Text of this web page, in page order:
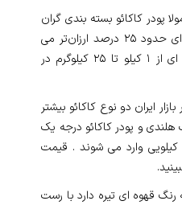
پودر کاکائو بسته بندی گران
است . قیمت پودر کاکائو فله ای حدود ۲۵ درصد ارزان‌تر می
باشد . قیمت پودر کاکائو فله ای از ۱ کیلو تا ۲۵ کیلوگرم در
بازار ایران دو نوع کاکائو بیشتر
هلندی و پودر کاکائو درجه یک
ترک که بصورت پاکت های ۲۵ کیلویی وارد می شوند . قیمت
رنگ قهوه ای تیره دارد با رست